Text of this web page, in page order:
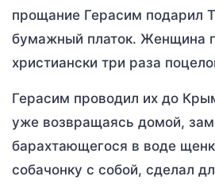
прощание Герасим подарил
бумажный платок. Женщина
христиански три раза
Герасим проводил их до
уже возвращаясь домой,
барахтающегося в воде
собачонку с собой, сделал